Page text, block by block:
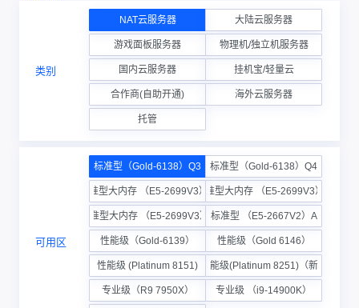
类别
NAT云服务器 大陆云服务器
游戏面板服务器 物理机/独立机服务器
国内云服务器 挂机宝/轻量云
合作商(自助开通) 海外云服务器
托管
可用区
标准型（Gold-6138）Q3 标准型（Gold-6138）Q4
标准型大内存 （E5-2699V3）C标准型大内存 （E5-2699V3）D
标准型大内存 （E5-2699V3）E标准型 （E5-2667V2）A
性能级（Gold-6139） 性能级（Gold 6146）
性能级 (Platinum 8151) 性能级(Platinum 8251)（新）
专业级（R9 7950X） 专业级 （i9-14900K）